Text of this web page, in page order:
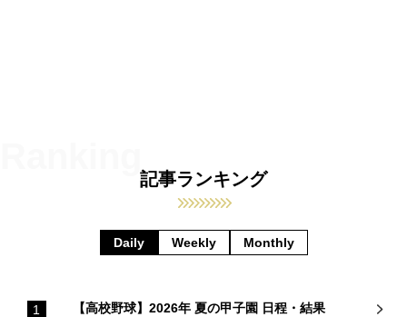
記事ランキング
Daily Weekly Monthly
【高校野球】2026年 夏の甲子園 日程・結果